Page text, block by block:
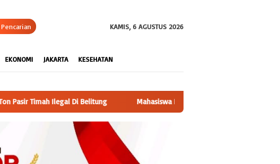
Pencarian KAMIS, 6 AGUSTUS 2026
EKONOMI JAKARTA KESEHATAN
Mahasiswa KKN Berdampak 194 UNMUH Malang Gelar Sosialisasi Materi Bullying